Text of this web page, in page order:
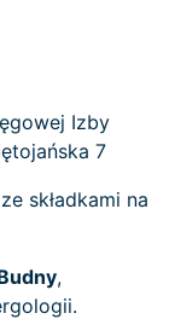
Izby
7
składkami na
,